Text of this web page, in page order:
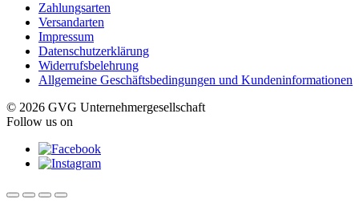
Zahlungsarten
Versandarten
Impressum
Datenschutzerklärung
Widerrufsbelehrung
Allgemeine Geschäftsbedingungen und Kundeninformationen
© 2026 GVG Unternehmergesellschaft
Follow us on